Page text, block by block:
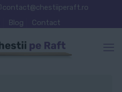
contact@chestiiperaft.ro
Blog Contact